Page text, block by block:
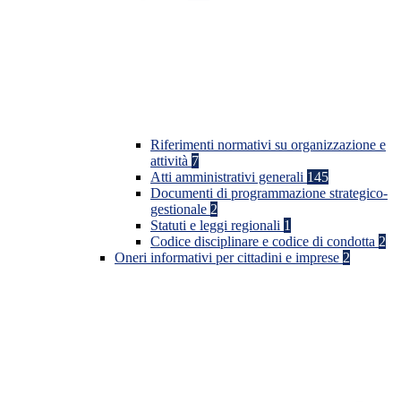
Riferimenti normativi su organizzazione e
attività 7
Atti amministrativi generali 145
Documenti di programmazione strategico-
gestionale 2
Statuti e leggi regionali 1
Codice disciplinare e codice di condotta 2
Oneri informativi per cittadini e imprese 2